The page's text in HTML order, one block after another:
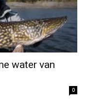
water van
0